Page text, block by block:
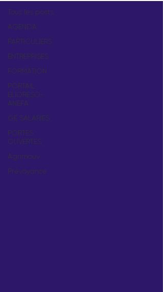
Tous les posts
AGENDA
PARTICULIERS
ENTREPRISES
FORMATION
PORTAIL
ELIORESO-
ANEFA
GE SALARIES
PORTES
OUVERTES
Agrimouv
Prévoyance